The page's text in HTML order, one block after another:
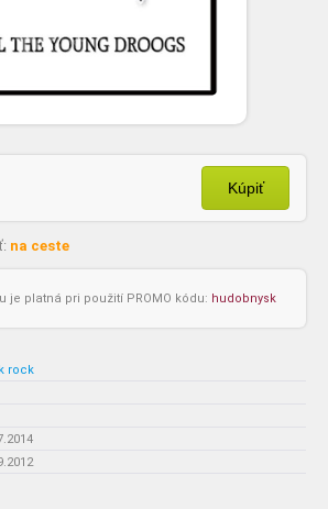
Kúpiť
na ceste
je platná pri použití PROMO kódu: hudobnysk
rock